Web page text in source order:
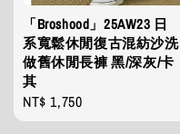
「Broshood」25AW23 日
系寬鬆休閒復古混紡沙洗
做舊休閒長褲 黑/深灰/卡
其
Regular
price
NT$ 1,750